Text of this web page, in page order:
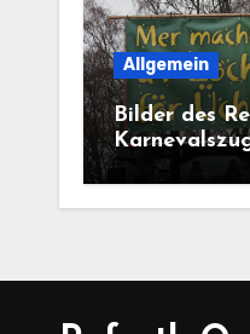
Allgemein
Bilder des